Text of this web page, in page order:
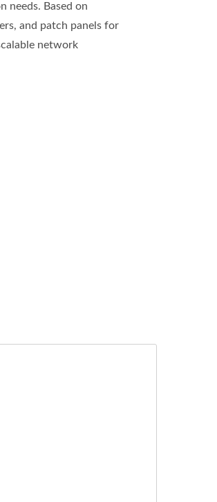
needs. Based on
and patch panels for
network